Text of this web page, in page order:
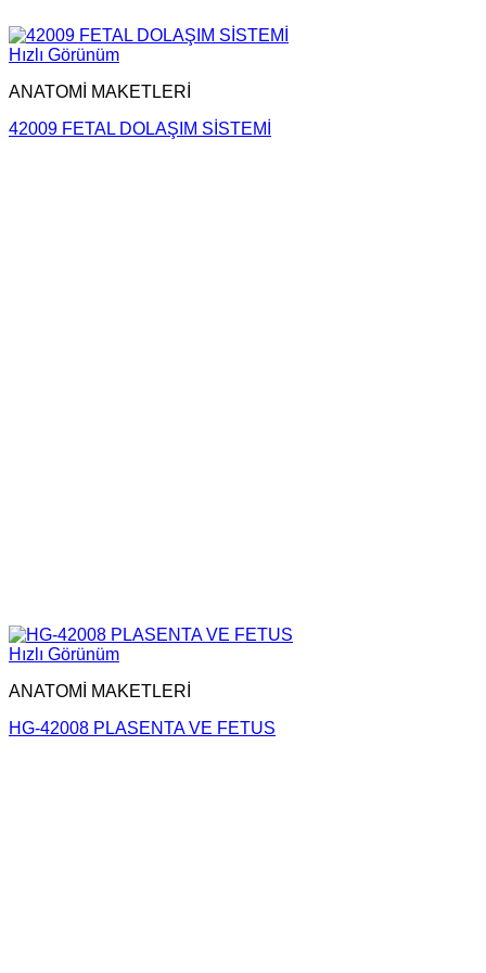
Hızlı Görünüm
ANATOMİ MAKETLERİ
42009 FETAL DOLAŞIM SİSTEMİ
Hızlı Görünüm
ANATOMİ MAKETLERİ
HG-42008 PLASENTA VE FETUS